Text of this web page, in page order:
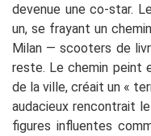
devenue une co-star.
un, se frayant un
Milan — scooters de
reste. Le chemin peint
de la ville, créait un «
audacieux rencontrait
figures influentes